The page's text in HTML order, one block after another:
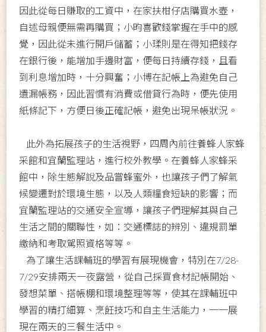
因此從每日賺取的工資中，在家扶柑仔店購買水壺，
自述母親便無需再購買；小昀喜歡錢掌握在手中的感
覺，因此從未進行開戶儲蓄；小瑈則是在得知把錢存
在銀行後，能增加手邊財富，便每日持續存錢，且看
到利息增加時，十分興奮；小博在記帳上為避免自己
遺漏帳務，因此習慣有消費或借貸行為時，便先使用
紙條記下，方便日後正確記帳，避免出現呆帳狀況。
此外為拓展孩子的生活視野，四周內前往養蜂人家蜂
采館和宜蘭監理站，進行校外教學。在養蜂人家蜂采
館中，除生態解說及品嘗蜂蜜外，也讓孩子們了解氣
候變遷對於環境生態，以及人類糧食短缺的影響；而
宜蘭監理站的交通安全宣導，讓孩子們理解其與自己
生活之間的關聯性，如：交通標誌的辨別、違規罰單
繳納和考取駕照資格等等。
為了讓生活課輔班的學習有展現機會，特別在7/28-
7/29安排兩天一夜露營，從自己採買食材記帳開始、
發想菜單、搭帳棚和環境整理等等，使其在課輔班中
學習的精打細算、烹飪技巧和自主生活能力，一一展
現在兩天的三餐生活中。